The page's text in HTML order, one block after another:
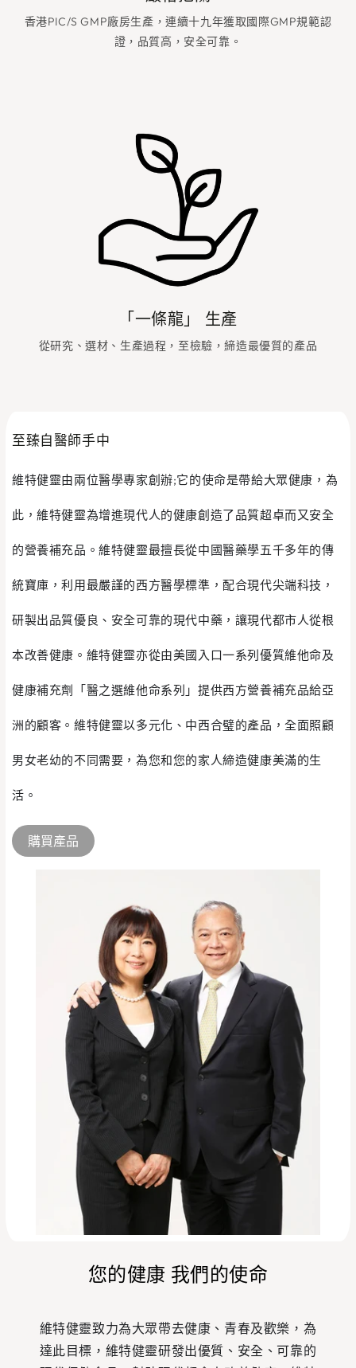
香港PIC/S GMP廠房生產，連續十九年獲取國際GMP規範認
證，品質高，安全可靠。
「一條龍」 生產
從研究、選材、生產過程，至檢驗，締造最優質的產品
至臻自醫師手中
維特健靈由兩位醫學專家創辦;它的使命是帶給大眾健康，為
此，維特健靈為增進現代人的健康創造了品質超卓而又安全
的營養補充品。維特健靈最擅長從中國醫藥學五千多年的傳
統寶庫，利用最嚴謹的西方醫學標準，配合現代尖端科技，
研製出品質優良、安全可靠的現代中藥，讓現代都市人從根
本改善健康。維特健靈亦從由美國入口一系列優質維他命及
健康補充劑「醫之選維他命系列」提供西方營養補充品給亞
洲的顧客。維特健靈以多元化、中西合璧的產品，全面照顧
男女老幼的不同需要，為您和您的家人締造健康美滿的生
活。
購買產品
您的健康 我們的使命
維特健靈致力為大眾帶去健康、青春及歡樂，為
達此目標，維特健靈研發出優質、安全、可靠的